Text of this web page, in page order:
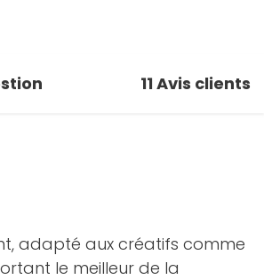
11Avis clients
adapté aux créatifs comme
le meilleur de la